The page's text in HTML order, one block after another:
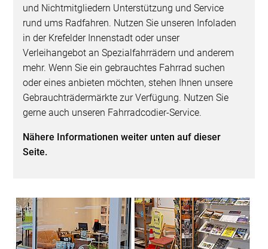
und Nichtmitgliedern Unterstützung und Service
rund ums Radfahren. Nutzen Sie unseren Infoladen
in der Krefelder Innenstadt oder unser
Verleihangebot an Spezialfahrrädern und anderem
mehr. Wenn Sie ein gebrauchtes Fahrrad suchen
oder eines anbieten möchten, stehen Ihnen unsere
Gebrauchträdermärkte zur Verfügung. Nutzen Sie
gerne auch unseren Fahrradcodier-Service.
Nähere Informationen weiter unten auf dieser
Seite.